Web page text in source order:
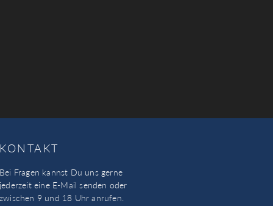
KONTAKT
Bei Fragen kannst Du uns gerne
jederzeit eine E-Mail senden oder
zwischen 9 und 18 Uhr anrufen.